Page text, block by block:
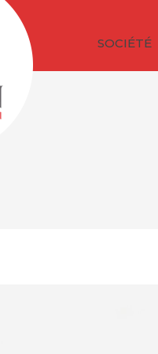
SOCIÉTÉ